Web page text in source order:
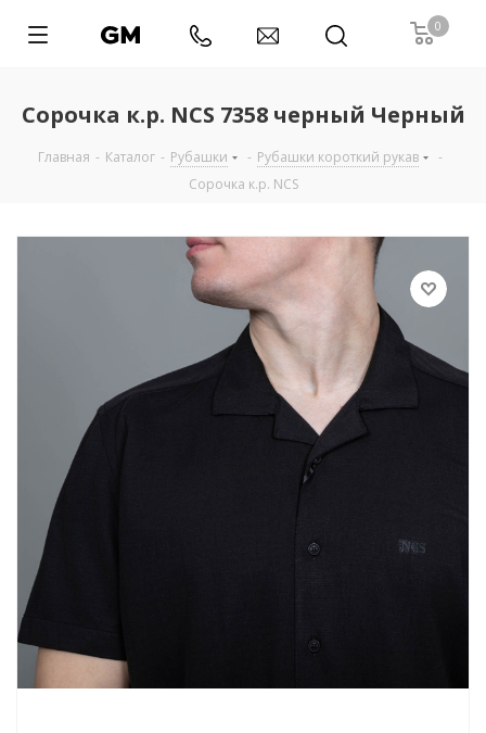
0
Сорочка к.р. NCS 7358 черный Черный
Главная - Каталог - Рубашки - Рубашки короткий рукав
-
Сорочка к.р. NCS